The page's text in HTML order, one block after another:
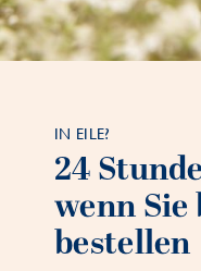
IN EILE?
24
wenn Sie
bestellen